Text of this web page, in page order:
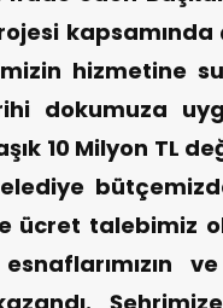
kapsamında
hizmetine
dokumuza
10 Milyon TL
ücret talebimiz